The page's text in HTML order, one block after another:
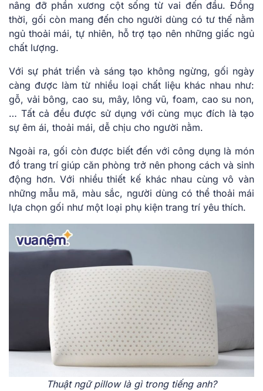
nâng đỡ phần xương cột sống từ vai đến đầu. Đồng
thời, gối còn mang đến cho người dùng có tư thế nằm
ngủ thoải mái, tự nhiên, hỗ trợ tạo nên những giấc ngủ
chất lượng.
Với sự phát triển và sáng tạo không ngừng, gối ngày
càng được làm từ nhiều loại chất liệu khác nhau như:
gỗ, vải bông, cao su, mây, lông vũ, foam, cao su non,
… Tất cả đều được sử dụng với cùng mục đích là tạo
sự êm ái, thoải mái, dễ chịu cho người nằm.
Ngoài ra, gối còn được biết đến với công dụng là món
đồ trang trí giúp căn phòng trở nên phong cách và sinh
động hơn. Với nhiều thiết kế khác nhau cùng vô vàn
những mẫu mã, màu sắc, người dùng có thể thoải mái
lựa chọn gối như một loại phụ kiện trang trí yêu thích.
Thuật ngữ pillow là gì trong tiếng anh?